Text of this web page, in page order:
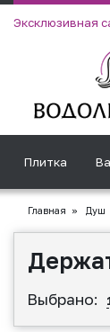
Эксклюзивная
Плитка
Главная » Душ
Выбрано: